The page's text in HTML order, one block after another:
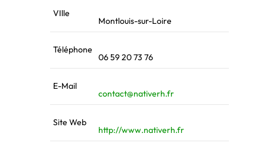
VIlle
Montlouis-sur-Loire
Téléphone
06 59 20 73 76
E-Mail
contact@nativerh.fr
Site Web
http://www.nativerh.fr